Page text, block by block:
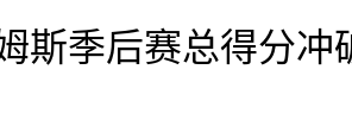
斯季后赛总得分冲